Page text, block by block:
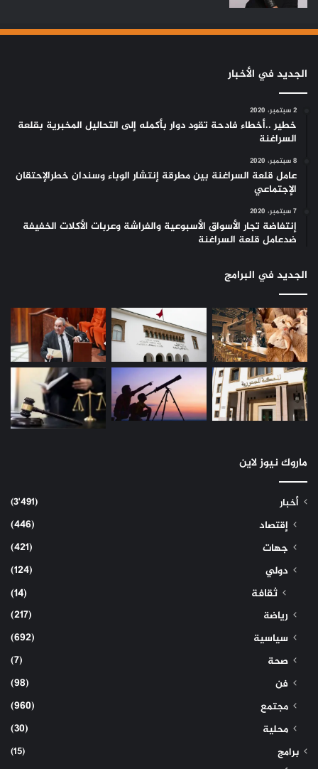
الجديد في الأخبار
2 سبتمبر، 2020
خطير ..أخطاء فادحة تقود دوار بأكمله إلى التحاليل المخبرية بقلعة
السراغنة
8 سبتمبر، 2020
عامل قلعة السراغنة بين مطرقة إنتشار الوباء وسندان خطرالإحتقان
الإجتماعي
7 سبتمبر، 2020
إنتفاضة تجار الأسواق الأسبوعية والفراشة وعربات الأكلات الخفيفة
ضدعامل قلعة السراغنة
الجديد في البرامج
ماروك نيوز لاين
أخبار (3٬491)
إقتصاد
(446)
جهات
(421)
دولي
(124)
ثقافة (14)
رياضة
(217)
سياسية
(692)
صحة
(7)
فن
(98)
مجتمع
(960)
محلية
(30)
برامج (15)